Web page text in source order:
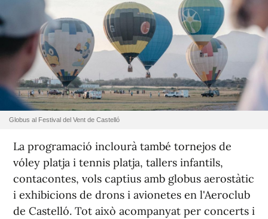
Globus al Festival del Vent de Castelló
La programació inclourà també tornejos de
vóley platja i tennis platja, tallers infantils,
contacontes, vols captius amb globus aerostàtic
i exhibicions de drons i avionetes en l'Aeroclub
de Castelló. Tot això acompanyat per concerts i